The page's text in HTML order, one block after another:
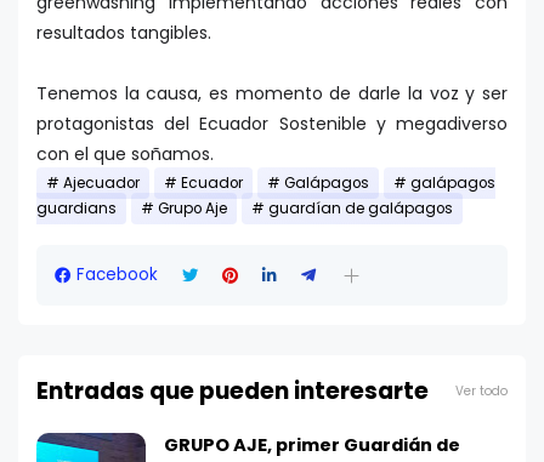
resultados tangibles.
Tenemos la causa, es momento de darle la voz y ser
protagonistas del Ecuador Sostenible y megadiverso
con el que soñamos.
Ajecuador Ecuador Galápagos
galápagos
guardians
Grupo Aje guardían de galápagos
Facebook
Entradas que pueden interesarte Ver todo
GRUPO AJE, primer Guardián de